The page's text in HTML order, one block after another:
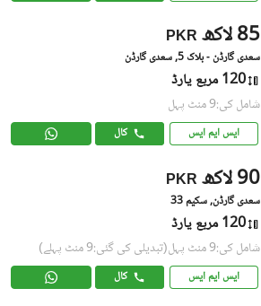
PKR 85 لاکھ
سعدی گارڈن - بلاک 5, سعدی گارڈن
120 مربع یارڈ
شامل کی:9 منٹ پہل
ایس ایم ایس کال
PKR 90 لاکھ
سعدی گارڈن, سکیم 33
120 مربع یارڈ
شامل کی:9 منٹ پہل (تبدیلی کی گئی:9 منٹ پہلے)
ایس ایم ایس کال